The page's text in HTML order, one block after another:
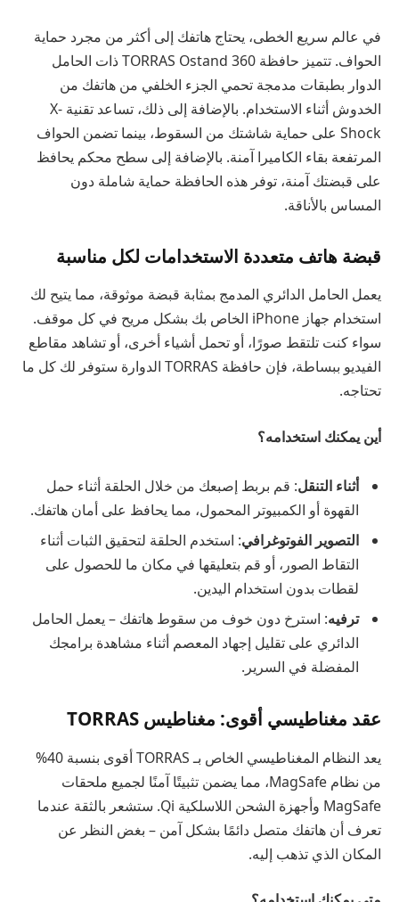
في عالم سريع الخطى، يحتاج هاتفك إلى أكثر من مجرد حماية
الحواف. تتميز حافظة TORRAS Ostand 360 ذات الحامل
الدوار بطبقات مدمجة تحمي الجزء الخلفي من هاتفك من
الخدوش أثناء الاستخدام. بالإضافة إلى ذلك، تساعد تقنية X-
Shock على حماية شاشتك من السقوط، بينما تضمن الحواف
المرتفعة بقاء الكاميرا آمنة. بالإضافة إلى سطح محكم يحافظ
على قبضتك آمنة، توفر هذه الحافظة حماية شاملة دون
المساس بالأناقة.
قبضة هاتف متعددة الاستخدامات لكل مناسبة
يعمل الحامل الدائري المدمج بمثابة قبضة موثوقة، مما يتيح لك
استخدام جهاز iPhone الخاص بك بشكل مريح في كل موقف.
سواء كنت تلتقط صورًا، أو تحمل أشياء أخرى، أو تشاهد مقاطع
الفيديو ببساطة، فإن حافظة TORRAS الدوارة ستوفر لك كل ما
تحتاجه.
أين يمكنك استخدامه؟
أثناء التنقل: قم بربط إصبعك من خلال الحلقة أثناء حمل
القهوة أو الكمبيوتر المحمول، مما يحافظ على أمان هاتفك.
التصوير الفوتوغرافي: استخدم الحلقة لتحقيق الثبات أثناء
التقاط الصور، أو قم بتعليقها في مكان ما للحصول على
لقطات بدون استخدام اليدين.
ترفيه: استرخ دون خوف من سقوط هاتفك – يعمل الحامل
الدائري على تقليل إجهاد المعصم أثناء مشاهدة برامجك
المفضلة في السرير.
عقد مغناطيسي أقوى: مغناطيس TORRAS
يعد النظام المغناطيسي الخاص بـ TORRAS أقوى بنسبة 40%
من نظام MagSafe، مما يضمن تثبيتًا آمنًا لجميع ملحقات
MagSafe وأجهزة الشحن اللاسلكية Qi. ستشعر بالثقة عندما
تعرف أن هاتفك متصل دائمًا بشكل آمن – بغض النظر عن
المكان الذي تذهب إليه.